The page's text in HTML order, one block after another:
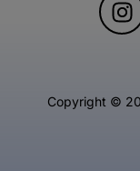
Copyright ©